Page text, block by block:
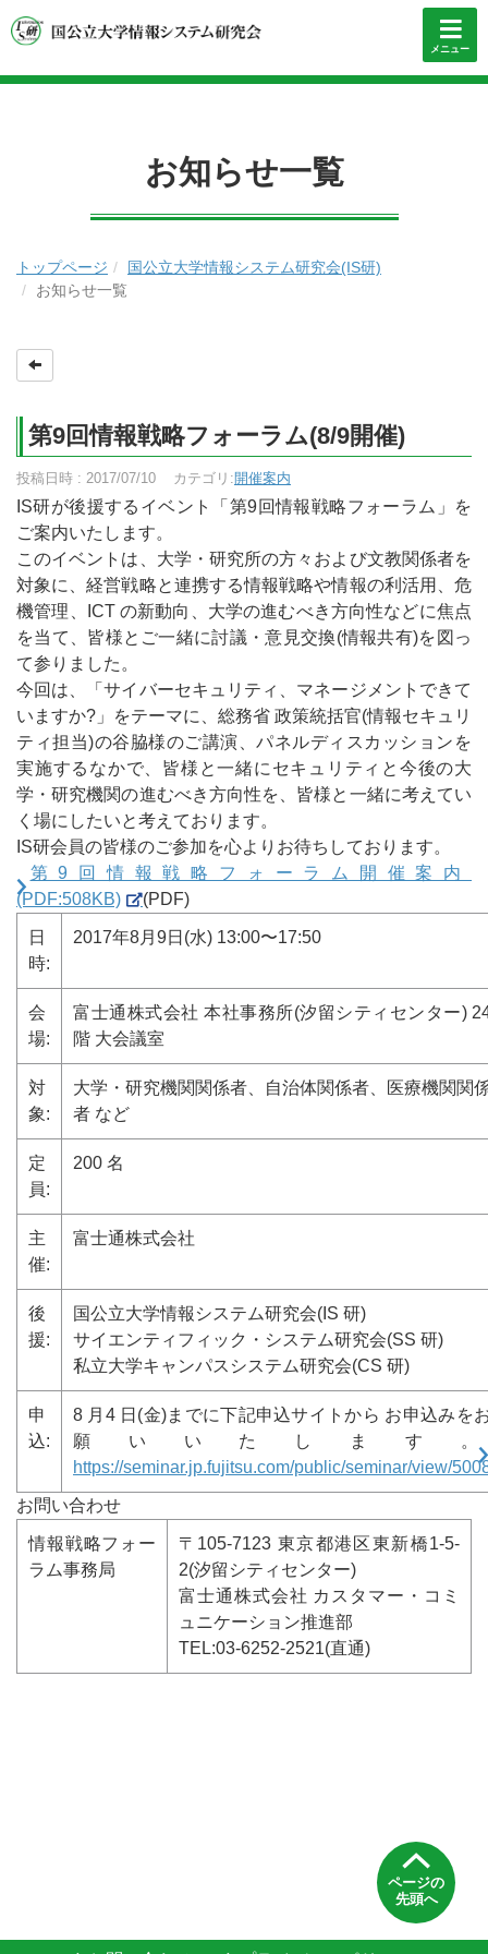
メニュー
お知らせ一覧
トップページ
国公立大学情報システム研究会(IS研)
お知らせ一覧
第9回情報戦略フォーラム(8/9開催)
投稿日時 : 2017/07/10 カテゴリ:開催案内
IS研が後援するイベント「第9回情報戦略フォーラム」を
ご案内いたします。
このイベントは、⼤学・研究所の⽅々および⽂教関係者を
対象に、経営戦略と連携する情報戦略や情報の利活⽤、危
機管理、ICT の新動向、⼤学の進むべき⽅向性などに焦点
を当て、皆様とご⼀緒に討議・意⾒交換(情報共有)を図っ
て参りました。
今回は、「サイバーセキュリティ、マネージメントできて
いますか?」をテーマに、総務省 政策統括官(情報セキュリ
ティ担当)の谷脇様のご講演、パネルディスカッションを
実施するなかで、皆様と一緒にセキュリティと今後の大
学・研究機関の進むべき方向性を、皆様と一緒に考えてい
く場にしたいと考えております。
IS研会員の皆様のご参加を心よりお待ちしております。
第9回情報戦略フォーラム開催案内
(PDF:508KB)
(PDF)
⽇
時:
2017年8⽉9⽇(⽔) 13:00〜17:50
会
場:
富⼠通株式会社 本社事務所(汐留シティセンター)
階 ⼤会議室
対
象:
⼤学・研究機関関係者、⾃治体関係者、医療機関関
者 など
定
員:
200 名
主
催:
富⼠通株式会社
後
援:
国公⽴⼤学情報システム研究会(IS 研)
サイエンティフィック・システム研究会(SS 研)
私⽴⼤学キャンパスシステム研究会(CS 研)
申
込:
8 ⽉4 ⽇(⾦)までに下記申込サイトから お申込みを
願いいたします。
https://seminar.jp.fujitsu.com/public/seminar/view/
お問い合わせ
情報戦略フォー
ラム事務局
〒105-7123 東京都港区東新橋1-5-
2(汐留シティセンター)
富⼠通株式会社 カスタマー・コミ
ュニケーション推進部
TEL:03-6252-2521(直通)
ページの
先頭へ